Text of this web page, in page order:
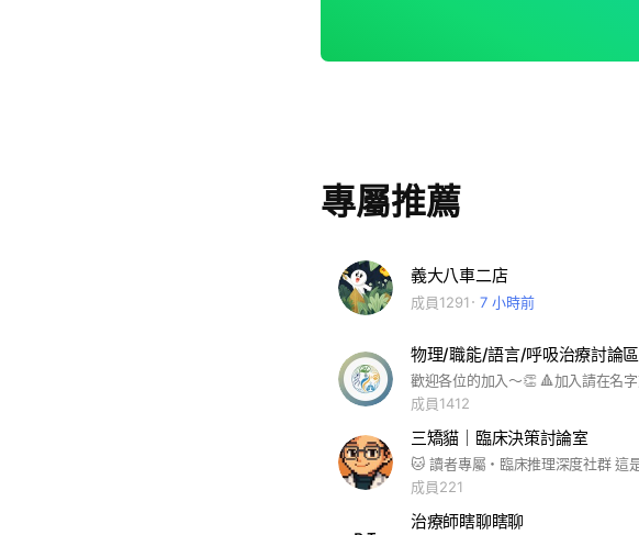
專屬推薦
義大八車二店
成員1291 7 小時前
物理/職能/語言/呼吸治療討論區
成員1412
三矯貓｜臨床決策討論室
成員221
治療師瞎聊瞎聊